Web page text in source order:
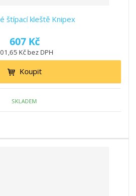
štípací kleště Knipex
607 Kč
Kč bez DPH
Koupit
SKLADEM